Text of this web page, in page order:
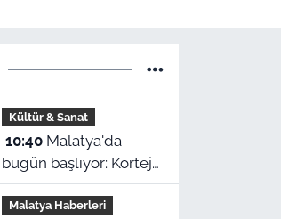
Kültür & Sanat
10:40Malatya'da
bugün başlıyor: Korteje
katılanlar bisiklet
kazanma şansı
Malatya Haberleri